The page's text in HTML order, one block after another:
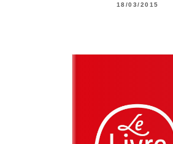
18/03/2015